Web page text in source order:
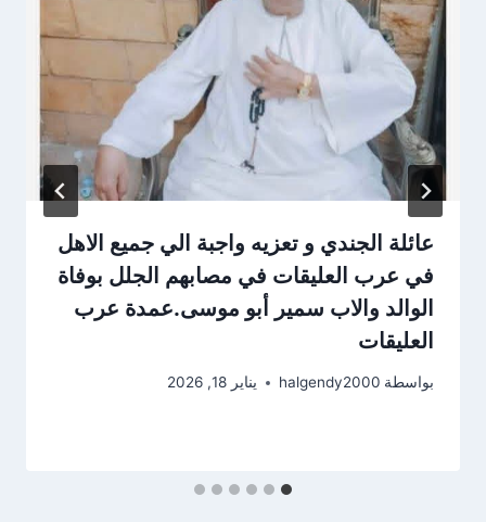
عائلة الجندي و تعزيه واجبة الي جميع الاهل
في عرب العليقات في مصابهم الجلل بوفاة
الوالد والاب سمير أبو موسى.عمدة عرب
العليقات
بواسطة halgendy2000 يناير 18, 2026